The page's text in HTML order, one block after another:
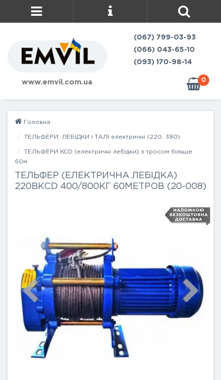
www.emvil.com.ua
(067) 799-03-93
(066) 043-65-10
(093) 170-98-14
0
Головна
ТЕЛЬФЕРИ, ЛЕБІДКИ і ТАЛІ електричні (220, 380)
ТЕЛЬФЕРИ KCD (електричні лебідки) з тросом більше
60м
ТЕЛЬФЕР (ЕЛЕКТРИЧНА ЛЕБІДКА)
220ВKCD 400/800КГ 60МЕТРОВ (20-008)